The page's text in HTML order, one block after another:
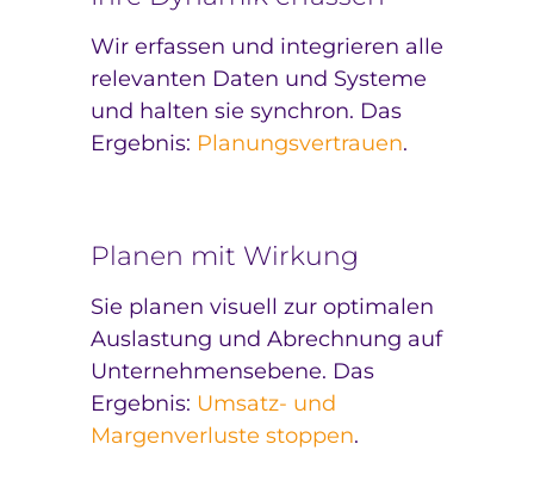
Wir erfassen und integrieren alle
relevanten Daten und Systeme
und halten sie synchron. Das
Ergebnis: Planungsvertrauen.
Planen mit Wirkung
Sie planen visuell zur optimalen
Auslastung und Abrechnung auf
Unternehmensebene. Das
Ergebnis: Umsatz- und
Margenverluste stoppen.